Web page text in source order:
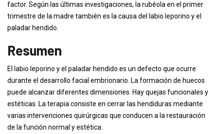
factor. Según las últimas investigaciones, la rubéola en el primer
trimestre de la madre también es la causa del labio leporino y el
paladar hendido.
Resumen
El labio leporino y el paladar hendido es un defecto que ocurre
durante el desarrollo facial embrionario. La formación de huecos
puede alcanzar diferentes dimensiones. Hay quejas funcionales y
estéticas. La terapia consiste en cerrar las hendiduras mediante
varias intervenciones quirúrgicas que conducen a la restauración
de la función normal y estética.